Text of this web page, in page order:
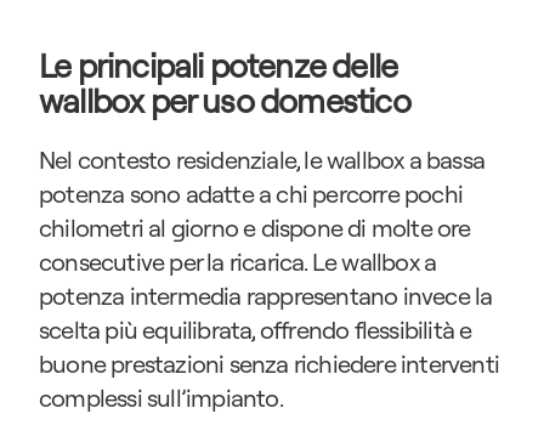
Le principali potenze delle
wallbox per uso domestico
Nel contesto residenziale, le wallbox a bassa
potenza sono adatte a chi percorre pochi
chilometri al giorno e dispone di molte ore
consecutive per la ricarica. Le wallbox a
potenza intermedia rappresentano invece la
scelta più equilibrata, offrendo flessibilità e
buone prestazioni senza richiedere interventi
complessi sull’impianto.